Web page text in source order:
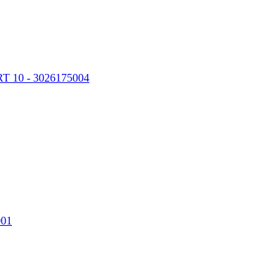
10 - 3026175004